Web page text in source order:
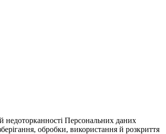
недоторканності Персональних даних
обробки, використання й розкриття